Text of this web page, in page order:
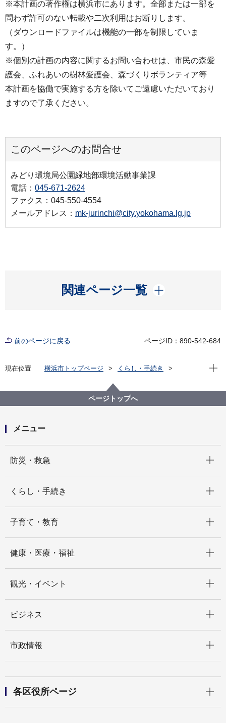
※本計画の著作権は横浜市にあります。全部または一部を
問わず許可のない転載や二次利用はお断りします。
（ダウンロードファイルは機能の一部を制限していま
す。）
※個別の計画の内容に関するお問い合わせは、市民の森愛
護会、ふれあいの樹林愛護会、森づくりボランティア等
本計画を協働で実施する方を除いてご遠慮いただいており
ますので了承ください。
このページへのお問合せ
みどり環境局公園緑地部環境活動事業課
電話： 045-671-2624
ファクス：045-550-4554
メールアドレス： mk-jurinchi@city.yokohama.lg.jp
関連ページ一覧
開く
前のページに戻る ページID：890-542-684
現在位置 横浜市トップページ
くらし・手続き
横浜みどりアップ計画
計画の柱１「市民とともに次世代につなぐ森を育む」
現在
ページトップへ
メニュー
防災・救急
くらし・手続き
子育て・教育
健康・医療・福祉
観光・イベント
ビジネス
市政情報
各区役所ページ